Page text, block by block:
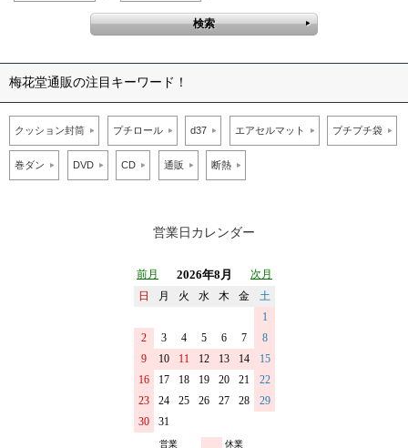
梅花堂通販の注目キーワード！
クッション封筒 プチロール d37 エアセルマット プチプチ袋
巻ダン DVD CD 通販 断熱
営業日カレンダー